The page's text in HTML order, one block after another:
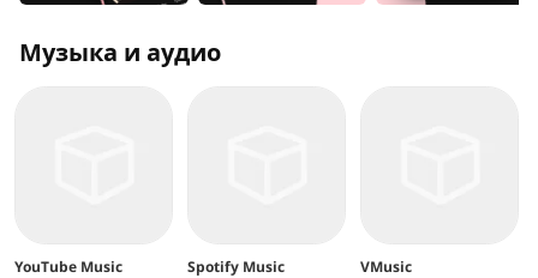
Музыка и аудио
YouTube Music
Spotify Music
VMusic